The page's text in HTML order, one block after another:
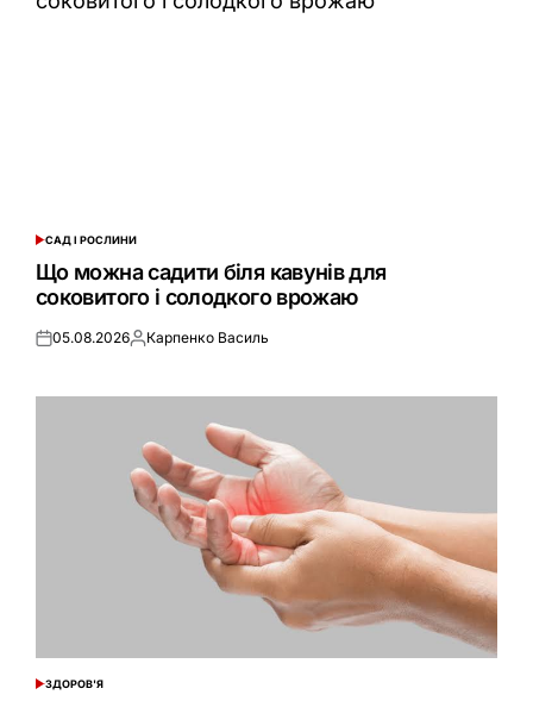
ОПУБЛІКУВАТИ
У
САД І РОСЛИНИ
Що можна садити біля кавунів для
соковитого і солодкого врожаю
Оприлюднено
05.08.2026Опубліковано
Карпенко Василь
ОПУБЛІКУВАТИ
ЗДОРОВ'Я